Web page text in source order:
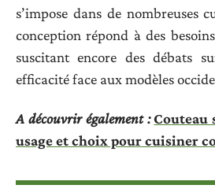
s’impose dans de nombreuses
conception répond à des
suscitant encore des débats
efficacité face aux modèles
A découvrir également : Couteau
usage et choix pour cuisiner